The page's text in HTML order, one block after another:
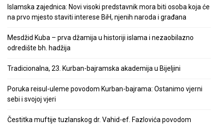
Islamska zajednica: Novi visoki predstavnik mora biti osoba koja će
na prvo mjesto staviti interese BiH, njenih naroda i građana
Mesdžid Kuba – prva džamija u historiji islama i nezaobilazno
odredište bh. hadžija
Tradicionalna, 23. Kurban-bajramska akademija u Bijeljini
Poruka reisul-uleme povodom Kurban-bajrama: Ostanimo vjerni
sebi i svojoj vjeri
Čestitka muftije tuzlanskog dr. Vahid-ef. Fazlovića povodom